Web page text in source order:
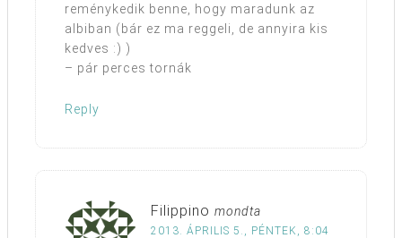
reménykedik benne, hogy maradunk az
albiban (bár ez ma reggeli, de annyira kis
kedves :) )
– pár perces tornák
Reply
Filippino mondta
2013. ÁPRILIS 5., PÉNTEK, 8:04